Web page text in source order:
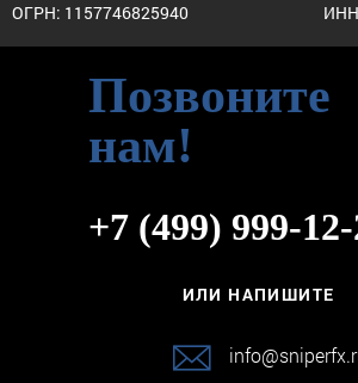
ОГРН: 1157746825940
Позвоните
нам!
+7 (499) 999-
ИЛИ НАПИШИТЕ